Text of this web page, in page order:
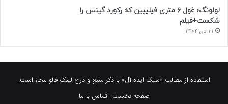
لولونگ؛ غول ۶ متری فیلیپین که رکورد گینس را
شکست+فیلم
11 دی 1404
استفاده از مطالب «سبک ایده آل» با ذکر منبع و درج لینک فالو مجاز است.
صفحه نخست تماس با ما